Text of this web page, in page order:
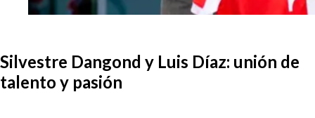
Silvestre Dangond y Luis Díaz: unión de
talento y pasión